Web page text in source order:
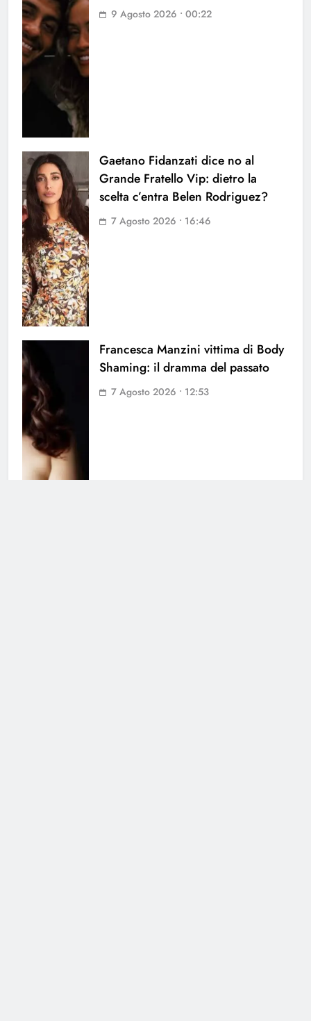
9 Agosto 2026 • 00:22
Gaetano Fidanzati dice no al
Grande Fratello Vip: dietro la
scelta c’entra Belen Rodriguez?
7 Agosto 2026 • 16:46
Francesca Manzini vittima di Body
Shaming: il dramma del passato
7 Agosto 2026 • 12:53